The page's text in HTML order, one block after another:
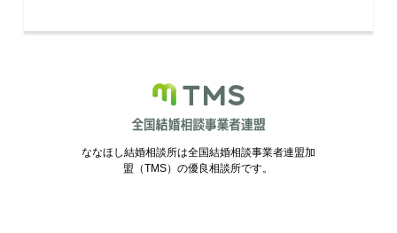
ななほし結婚相談所は全国結婚相談事業者連盟加
盟（TMS）の優良相談所です。